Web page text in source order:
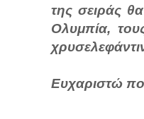
της σειράς
Ολυμπία,
Ευχαριστώ